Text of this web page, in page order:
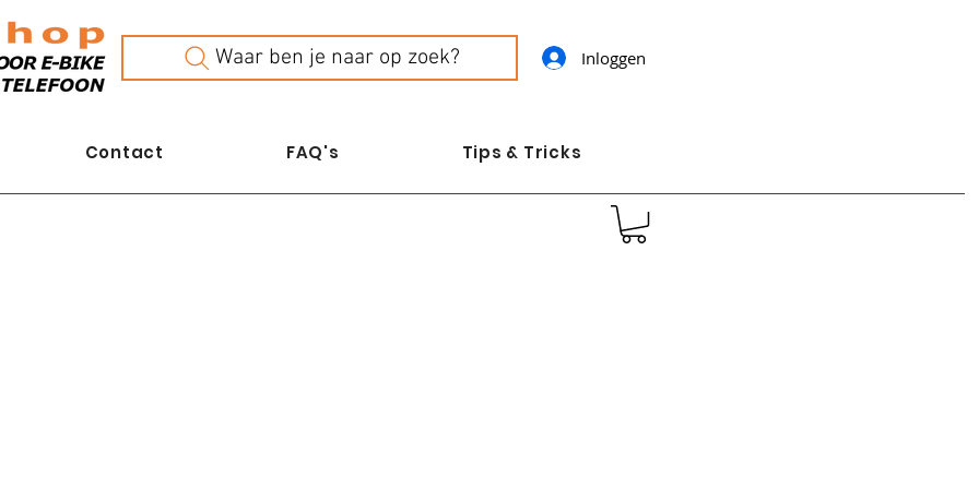
Waar ben je naar op zoek? Inloggen
Contact FAQ's Tips & Tricks